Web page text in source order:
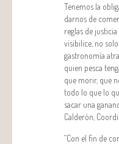
Tenemos la
darnos de
reglas de
visibilice, no
gastronomía
quien pesca
que morir, que
todo lo que lo
sacar una
Calderón,
“Con el fin de